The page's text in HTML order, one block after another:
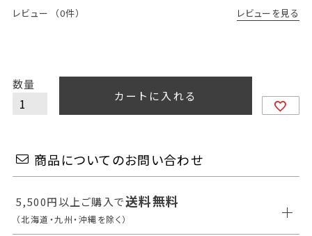
レビュー （0件） レビューを見る
カートに入れる
商品についてのお問い合わせ
5,500円以上ご購入で送料無料
（北海道・九州・沖縄を除く）